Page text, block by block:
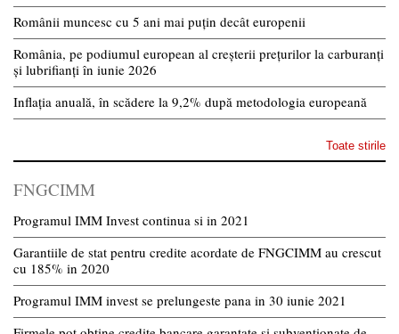
Românii muncesc cu 5 ani mai puțin decât europenii
România, pe podiumul european al creșterii prețurilor la carburanți
și lubrifianți în iunie 2026
Inflația anuală, în scădere la 9,2% după metodologia europeană
Toate stirile
FNGCIMM
Programul IMM Invest continua si in 2021
Garantiile de stat pentru credite acordate de FNGCIMM au crescut
cu 185% in 2020
Programul IMM invest se prelungeste pana in 30 iunie 2021